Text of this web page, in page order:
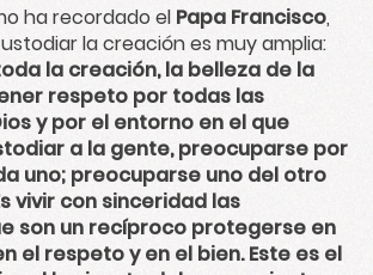
ha recordado el Papa Francisco,
la creación es muy amplia:
la creación, la belleza de la
respeto por todas las
y por el entorno en el que
a la gente, preocuparse por
uno; preocuparse uno del otro
vivir con sinceridad las
son un recíproco protegerse en
el respeto y en el bien. Este es el